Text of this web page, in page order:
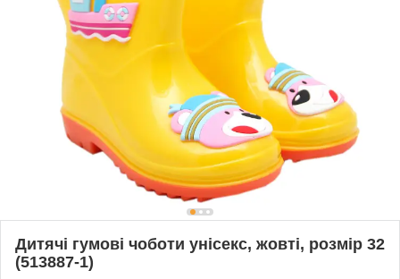
Дитячі гумові чоботи унісекс, жовті, розмір 32
(513887-1)